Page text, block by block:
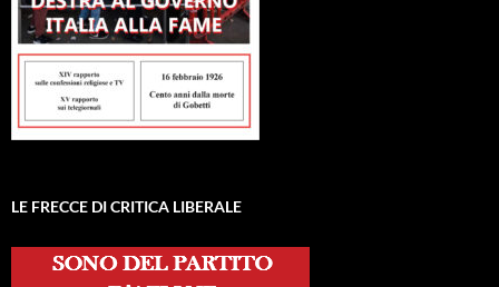
LE FRECCE DI CRITICA LIBERALE